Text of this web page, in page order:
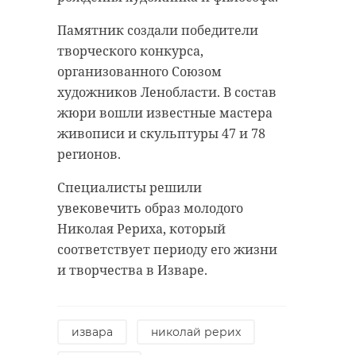
Памятник создали победители
творческого конкурса,
организованного Союзом
художников Ленобласти. В состав
жюри вошли известные мастера
живописи и скульптуры 47 и 78
регионов.
Специалисты решили
увековечить образ молодого
Николая Рериха, который
соответствует периоду его жизни
и творчества в Изваре.
извара николай рерих
смертельная авария
Поделиться статьей:
Поделиться статьей: